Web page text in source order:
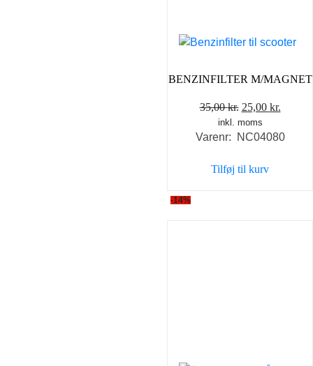
BENZINFILTER M/MAGNET
35,00kr. Den
oprindelige
pris
35,00 kr..
25,00 kr.
pris
inkl. moms
Varenr: NC04080
Tilføj til kurv
-14%